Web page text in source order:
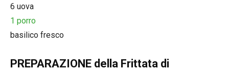
6 uova
1 porro
basilico fresco
PREPARAZIONE della Frittata di